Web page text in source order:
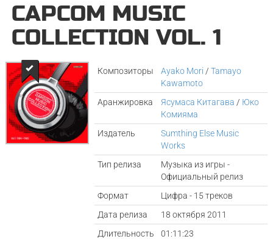
CAPCOM MUSIC
COLLECTION VOL. 1
Композиторы Ayako Mori /Tamayo
Kawamoto
Аранжировка
Ясумаса Китагава / Юко
Комияма
Издатель
Sumthing Else Music
Works
Тип релиза
Музыка из игры -
Официальный релиз
Формат
Цифра - 15 треков
Дата релиза
18 октября 2011
Длительность
01:11:23